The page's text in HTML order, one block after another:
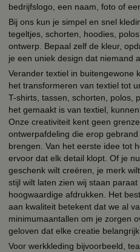
bedrijfslogo, een naam, foto of
Bij ons kun je simpel en snel
tegeltjes, schorten, hoodies,
ontwerp. Bepaal zelf de kleur,
je een uniek design dat niemand
Verander textiel in buitengewone
het transformeren van textiel tot
T-shirts, tassen, schorten, polos,
het gemaakt is van textiel,
Onze creativiteit kent geen
ontwerpafdeling die erop
brengen. Van het eerste idee tot
ervoor dat elk detail klopt. Of je
geschenk wilt creëren, je merk
stijl wilt laten zien wij staan
hoogwaardige afdrukken. Het
aan kwaliteit betekent dat we al
minimumaantallen om je zorgen
geloven dat elke creatie belangrijk
Voor werkkleding bijvoorbeeld,